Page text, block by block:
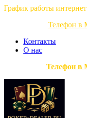
График работы
Телефон в
Контакты
О нас
Телефон в